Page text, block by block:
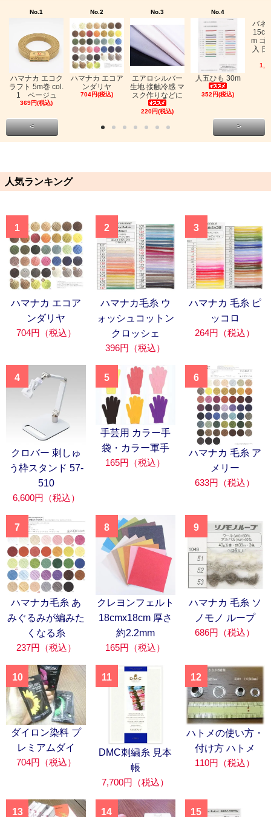
No.1
ハマナカ エコク
ラフト 5m巻 col.
1 ベージュ
369円(税込)
No.2
ハマナカ エコア
ンダリヤ
704円(税込)
No.3
エアロシルバー
生地 接触冷感 マ
スク作りなどに
220円(税込)
No.4
人五ひも 30m
352円(税込)
バネ
m ゴ
入
< >
人気ランキング
1
ハマナカ エコア
ンダリヤ
704円（税込）
2
ハマナカ毛糸 ウ
ォッシュコットン
クロッシェ
396円（税込）
3
ハマナカ 毛糸 ピ
ッコロ
264円（税込）
4
クロバー 刺しゅ
う枠スタンド 57-
510
6,600円（税込）
5
手芸用 カラー手
袋・カラー軍手
165円（税込）
6
ハマナカ 毛糸 ア
メリー
633円（税込）
7
ハマナカ毛糸 あ
みぐるみが編みた
くなる糸
237円（税込）
8
クレヨンフェルト
18cmx18cm 厚さ
約2.2mm
165円（税込）
9
ハマナカ 毛糸 ソ
ノモノ ループ
686円（税込）
10
ダイロン染料 プ
レミアムダイ
704円（税込）
11
DMC刺繍糸 見本
帳
7,700円（税込）
12
ハトメの使い方・
付け方 ハトメ
110円（税込）
13 14 15